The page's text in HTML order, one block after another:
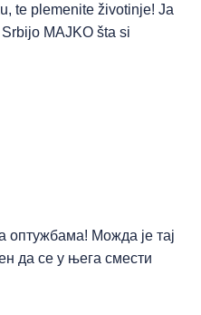
te plemenite životinje! Ja
Srbijo MAJKO šta si
оптужбама! Можда је тај
да се у њега смести